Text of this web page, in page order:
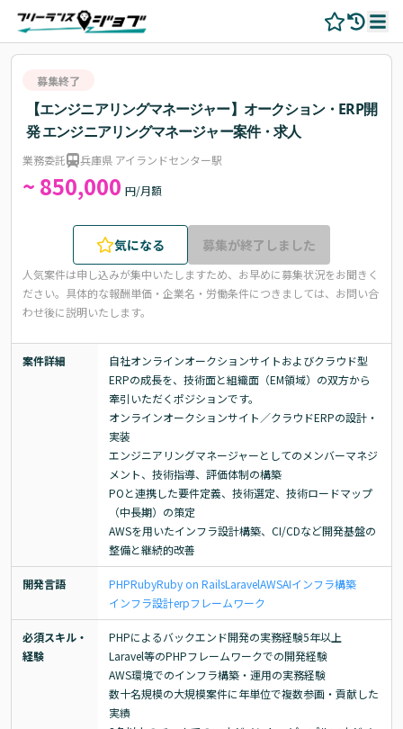
募集終了
【エンジニアリングマネージャー】オークション・ERP開
発 エンジニアリングマネージャー案件・求人
業務委託 兵庫県 アイランドセンター駅
~ 850,000 円/月額
気になる 募集が終了しました
人気案件は申し込みが集中いたしますため、お早めに募集状況をお聞きく
ださい。 具体的な報酬単価・企業名・労働条件につきましては、お問い合
わせ後に説明いたします。
案件詳細
自社オンラインオークションサイトおよびクラウド型
ERPの成長を、技術面と組織面（EM領域）の双方から
牽引いただくポジションです。
オンラインオークションサイト／クラウドERPの設計・
実装
エンジニアリングマネージャーとしてのメンバーマネジ
メント、技術指導、評価体制の構築
POと連携した要件定義、技術選定、技術ロードマップ
（中長期）の策定
AWSを用いたインフラ設計構築、CI/CDなど開発基盤の
整備と継続的改善
開発言語 PHPRubyRuby on RailsLaravelAWSAIインフラ構築
インフラ設計erpフレームワーク
必須スキル・
経験
PHPによるバックエンド開発の実務経験5年以上
Laravel等のPHPフレームワークでの開発経験
AWS環境でのインフラ構築・運用の実務経験
数十名規模の大規模案件に年単位で複数参画・貢献した
実績